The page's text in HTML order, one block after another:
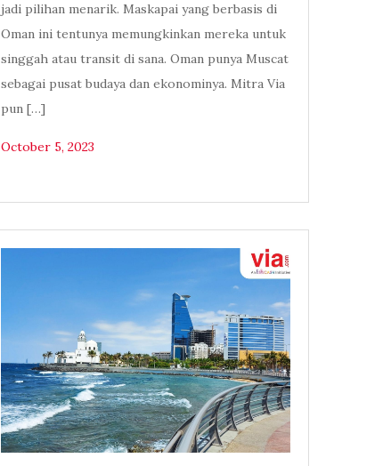
jadi pilihan menarik. Maskapai yang berbasis di
Oman ini tentunya memungkinkan mereka untuk
singgah atau transit di sana. Oman punya Muscat
sebagai pusat budaya dan ekonominya. Mitra Via
pun […]
October 5, 2023